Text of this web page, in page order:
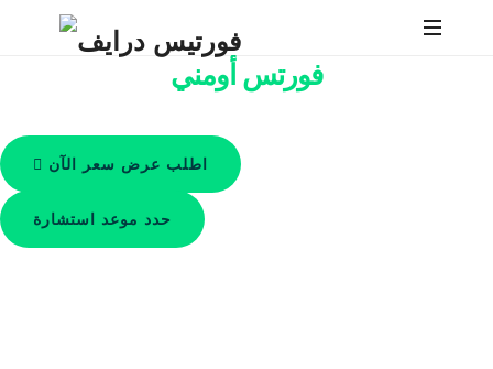
فورتيس
فورتس أومني
اطلب عرض سعر الآن
حدد موعد استشارة